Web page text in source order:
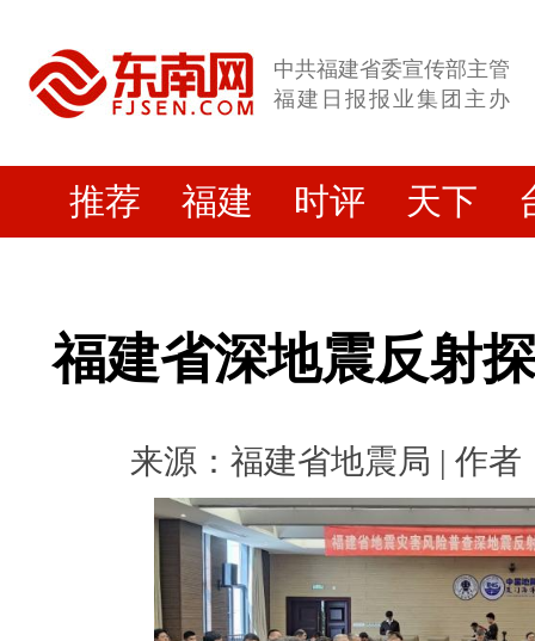
中共福建省委宣传部主管
福建日报报业集团主办
推荐 福建 时评 天下
福建省深地震反射
来源：福建省地震局 | 作者